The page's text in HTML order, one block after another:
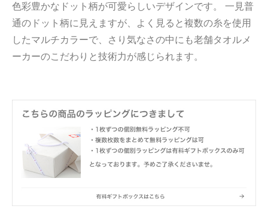
色彩豊かなドット柄が可愛らしいデザインです。 一見普
通のドット柄に見えますが、よく見ると複数の糸を使用
したマルチカラーで、さり気なさの中にも老舗タオルメ
ーカーのこだわりと技術力が感じられます。